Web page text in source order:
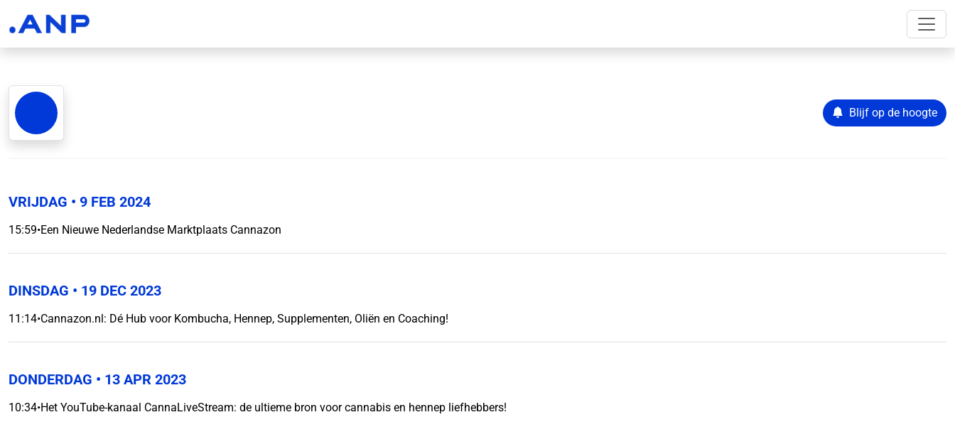
Blijf op de hoogte
VRIJDAG • 9 FEB 2024
15:59•Een Nieuwe Nederlandse Marktplaats Cannazon
DINSDAG • 19 DEC 2023
11:14•Cannazon.nl: Dé Hub voor Kombucha, Hennep, Supplementen, Oliën en Coaching!
DONDERDAG • 13 APR 2023
10:34•Het YouTube-kanaal CannaLiveStream: de ultieme bron voor cannabis en hennep liefhebbers!